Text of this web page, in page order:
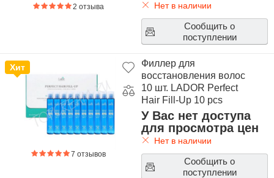
2 отзыва Нет в наличии
Сообщить о
поступлении
7 отзывов
Хит
Филлер для
восстановления волос
10 шт. LADOR Perfect
Hair Fill-Up 10 pcs
У Вас нет доступа
для просмотра цен
Нет в наличии
Сообщить о
поступлении